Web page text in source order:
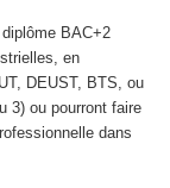
BAC+2
en
DEUST, BTS, ou
3) ou pourront faire
dans